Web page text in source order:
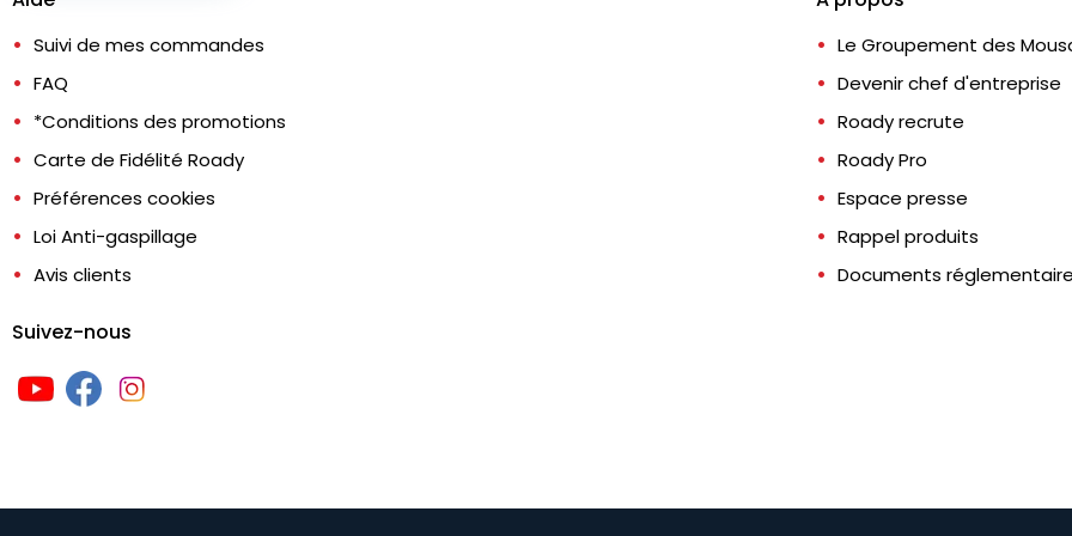
Suivi de mes commandes
FAQ
*Conditions des promotions
Carte de Fidélité Roady
Préférences cookies
Loi Anti-gaspillage
Avis clients
Le Groupement des
Devenir chef d'entreprise
Roady recrute
Roady Pro
Espace presse
Rappel produits
Documents
Suivez-nous